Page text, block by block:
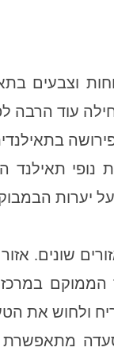
וצבעים
עוד הרבה
תאילנד
יערות
מחולקת ל-4
ולחוש את
מתאפשרת